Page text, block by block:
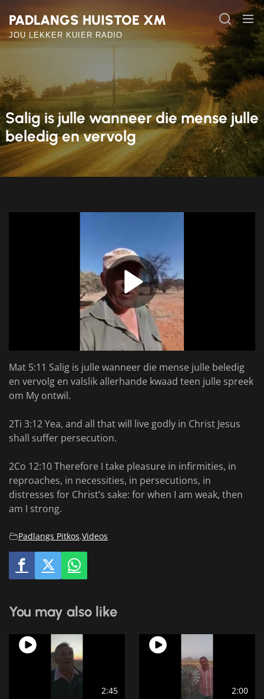
the
content
PADLANGS HUISTOE XM
JOU LEKKER KUIER RADIO
Salig is julle wanneer die mense julle
beledig en vervolg
Mat 5:11 Salig is julle wanneer die mense julle beledig
en vervolg en valslik allerhande kwaad teen julle spreek
om My ontwil.
2Ti 3:12 Yea, and all that will live godly in Christ Jesus
shall suffer persecution.
2Co 12:10 Therefore I take pleasure in infirmities, in
reproaches, in necessities, in persecutions, in
distresses for Christ’s sake: for when I am weak, then
am I strong.
Padlangs Pitkos,Videos
You may also like
2:45 2:00